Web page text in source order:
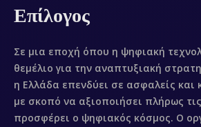
Επίλογος
Σε μια εποχή όπου η ψηφιακή
θεμέλιο για την αναπτυξιακή
η Ελλάδα επενδύει σε ασφαλείς και
με σκοπό να αξιοποιήσει πλήρως
προσφέρει ο ψηφιακός κόσμος. Ο